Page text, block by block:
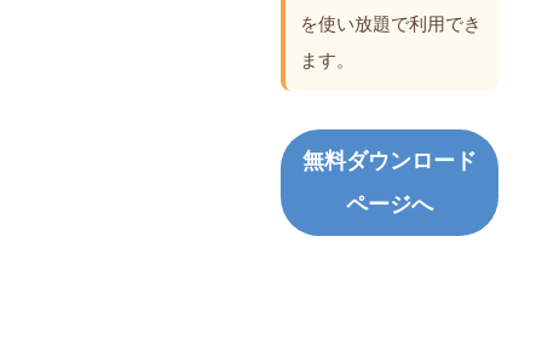
を使い放題で利用でき
ます。
無料ダウンロード
ページへ